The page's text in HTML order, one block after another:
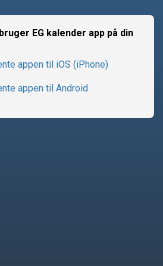
EG kalender app på din
appen til iOS (iPhone)
appen til Android